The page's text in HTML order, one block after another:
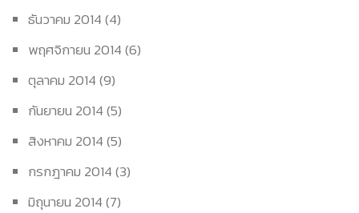
ธันวาคม 2014(4)
พฤศจิกายน 2014(6)
ตุลาคม 2014(9)
กันยายน 2014(5)
สิงหาคม 2014(5)
กรกฎาคม 2014(3)
มิถุนายน 2014(7)